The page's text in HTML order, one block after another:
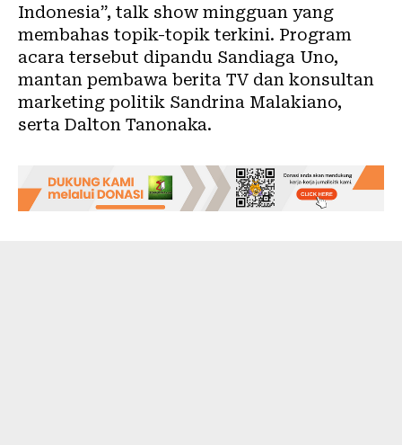
Indonesia”, talk show mingguan yang
membahas topik-topik terkini. Program
acara tersebut dipandu Sandiaga Uno,
mantan pembawa berita TV dan konsultan
marketing politik Sandrina Malakiano,
serta Dalton Tanonaka.